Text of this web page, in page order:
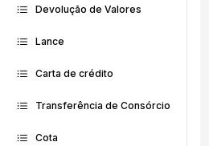
Devolução de Valores
Lance
Carta de crédito
Transferência de Consórcio
Cota